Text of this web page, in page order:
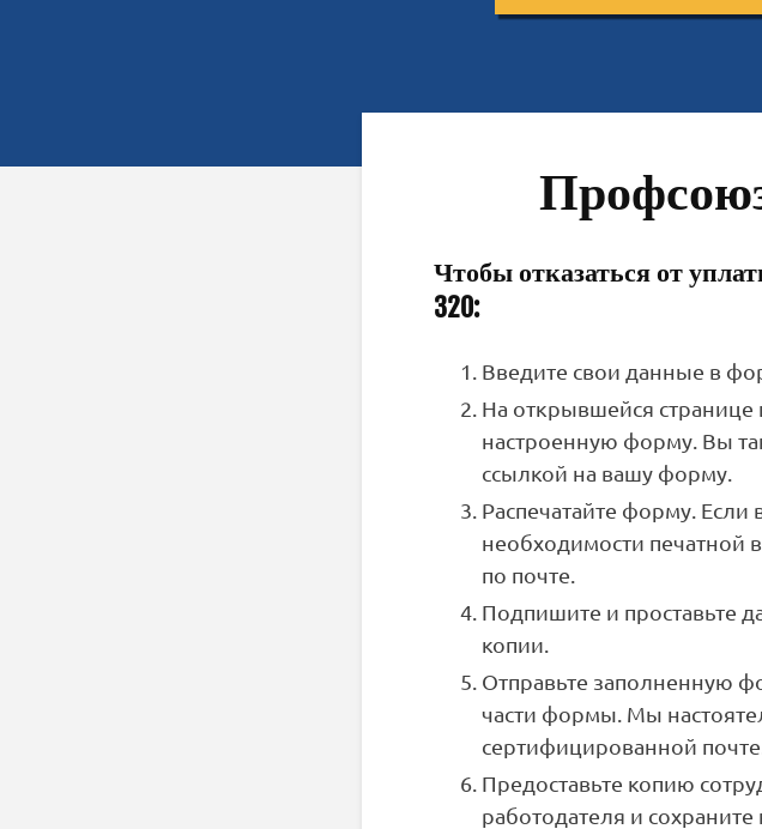
Чтобы отказаться от
320:
Введите свои данные в
На открывшейся
настроенную форму. Вы
ссылкой на вашу форму.
Распечатайте форму. Если
необходимости
по почте.
Подпишите и проставьте
копии.
Отправьте заполненную
части формы. Мы
сертифицированной почте.
Предоставьте копию
работодателя и